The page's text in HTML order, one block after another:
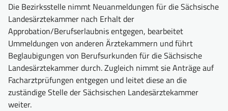
Die Bezirksstelle nimmt Neuanmeldungen für die Sächsische
Landesärztekammer nach Erhalt der
Approbation/Berufserlaubnis entgegen, bearbeitet
Ummeldungen von anderen Ärztekammern und führt
Beglaubigungen von Berufsurkunden für die Sächsische
Landesärztekammer durch. Zugleich nimmt sie Anträge auf
Facharztprüfungen entgegen und leitet diese an die
zuständige Stelle der Sächsischen Landesärztekammer
weiter.